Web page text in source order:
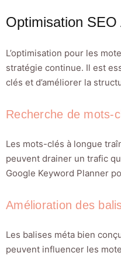
Optimisation SEO
L’optimisation pour les
stratégie continue. Il est
clés et d’améliorer la
Recherche de mots-
Les mots-clés à longue
peuvent drainer un trafic
Google Keyword Planner
Amélioration des
Les balises méta bien
peuvent influencer les